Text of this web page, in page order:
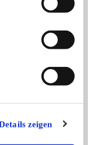
zeigen
5.800,- €